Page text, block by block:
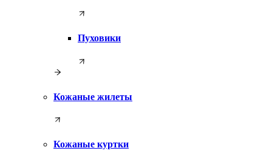
Пуховики
Кожаные жилеты
Кожаные куртки